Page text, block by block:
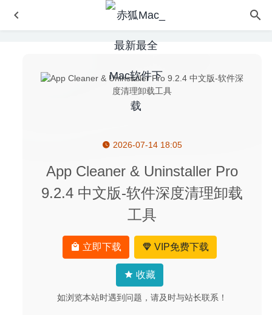
2026-07-14 18:05
App Cleaner & Uninstaller Pro
9.2.4 中文版-软件深度清理卸载
工具
立即下载 VIP免费下载
收藏
如浏览本站时遇到问题，请及时与站长联系！
Adobe Bridge 2020 10.0.3 for Mac中文破解版
Motion 6.3 中文版-功能强大的视频后期特效合成软件
2026-07-03
ImageRanger Pro Edition 1.7.5.1597 – 图片管理软件
Wondershare TidyMyMusic 3.0.2.1 – 音乐文件管理工具